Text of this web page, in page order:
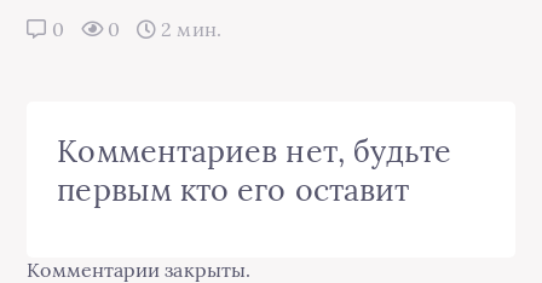
0 0 2 мин.
Комментариев нет, будьте
первым кто его оставит
Комментарии закрыты.